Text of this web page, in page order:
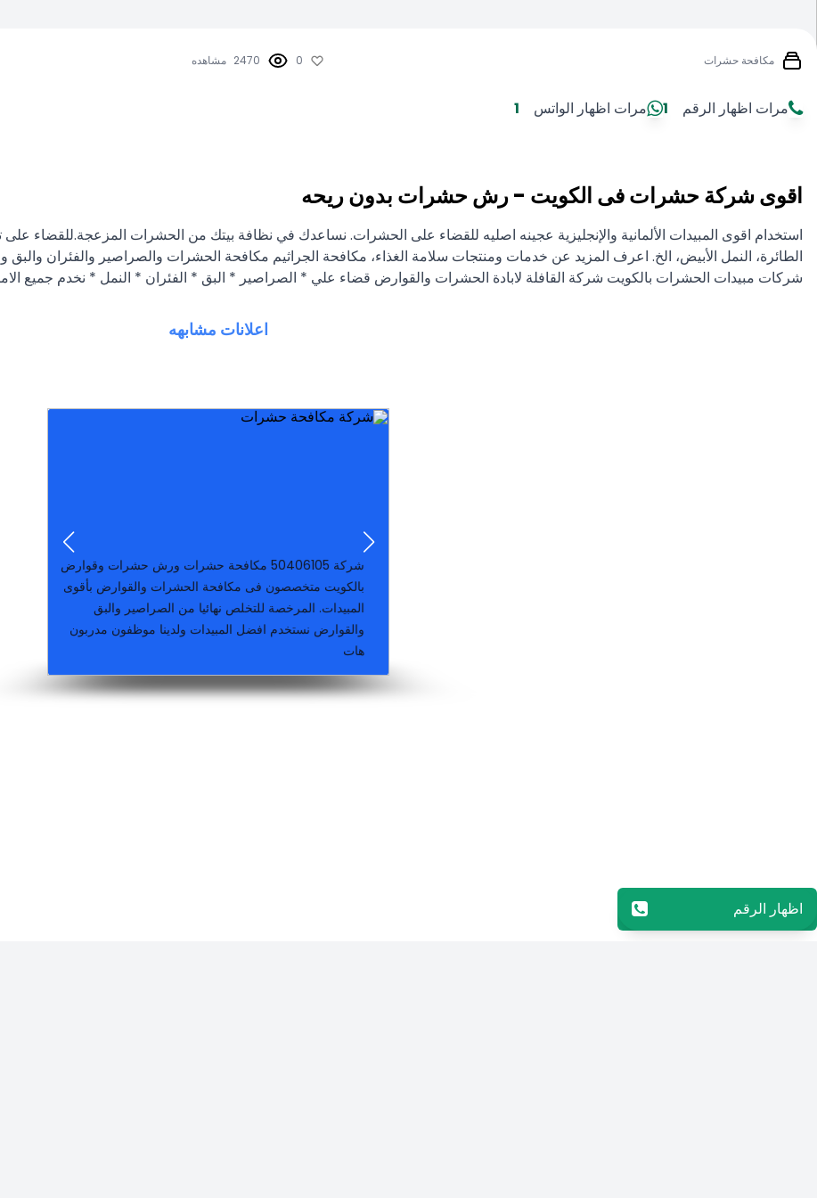
مكافحة حشرات 0
2470 مشاهده
مرات اظهار الرقم 1 مرات اظهار الواتس 1
اقوى شركة حشرات فى الكويت - رش حشرات بدون ريحه
استخدام اقوى المبيدات الألمانية والإنجليزية عجينه اصليه للقضاء على الحشرات. نساعدك في نظافة بيتك من الحشرات المزعجة.للقضاء
الطائرة، النمل الأبيض، الخ. اعرف المزيد عن خدمات ومنتجات سلامة الغذاء، مكافحة الجراثيم مكافحة الحشرات والصراصير والفئران
شركات مبيدات الحشرات بالكويت شركة القافلة لابادة الحشرات والقوارض قضاء علي * الصراصير * البق * الفئران * النمل * نخدم جميع
اعلانات مشابهه
بالكويت متخصصون فى مكافحة الحشرات والقوارض بأقوى
هات
شركة ‪50406105‬ مكافحة حشرات ورش حشرات وقوارض
بالكويت متخصصون فى مكافحة الحشرات والقوارض بأقوى
المبيدات. المرخصة للتخلص نهائيا من الصراصير والبق
والقوارض نستخدم افضل المبيدات ولدينا موظفون مدربون
هات
اظهار الرقم96565594848